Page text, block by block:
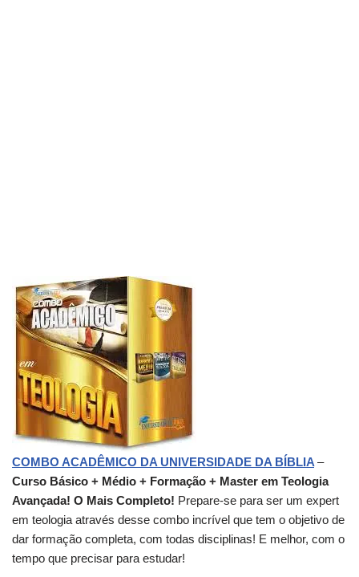
COMBO ACADÊMICO DA UNIVERSIDADE DA BÍBLIA –
Curso Básico + Médio + Formação + Master em Teologia
Avançada! O Mais Completo! Prepare-se para ser um expert
em teologia através desse combo incrível que tem o objetivo de
dar formação completa, com todas disciplinas! E melhor, com o
tempo que precisar para estudar!